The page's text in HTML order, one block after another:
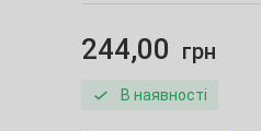
244,00 грн
В наявності